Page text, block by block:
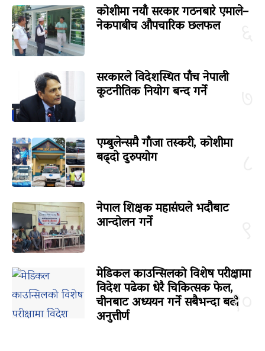
कोशीमा नयाँ सरकार गठनबारे एमाले–
नेकपाबीच औपचारिक छलफल
सरकारले विदेशस्थित पाँच नेपाली
कूटनीतिक नियोग बन्द गर्ने
एम्बुलेन्समै गाँजा तस्करी, कोशीमा
बढ्दो दुरुपयोग
नेपाल शिक्षक महासंघले भदौबाट
आन्दोलन गर्ने
१०
मेडिकल काउन्सिलको विशेष परीक्षामा
विदेश पढेका धेरै चिकित्सक फेल,
चीनबाट अध्ययन गर्ने सबैभन्दा बढी
अनुत्तीर्ण